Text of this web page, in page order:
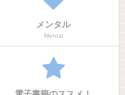
メンタル
Mental